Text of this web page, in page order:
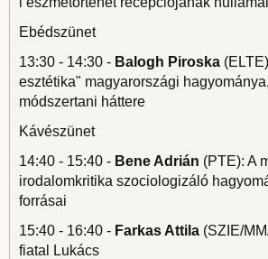
Ebédszünet
13:30 - 14:30 - Balogh Piroska
esztétika" magyarországi
módszertani háttere
Kávészünet
14:40 - 15:40 - Bene Adrián (PTE): A
irodalomkritika szociologizáló
forrásai
15:40 - 16:40 - Farkas Attila (SZIE/
fiatal Lukács